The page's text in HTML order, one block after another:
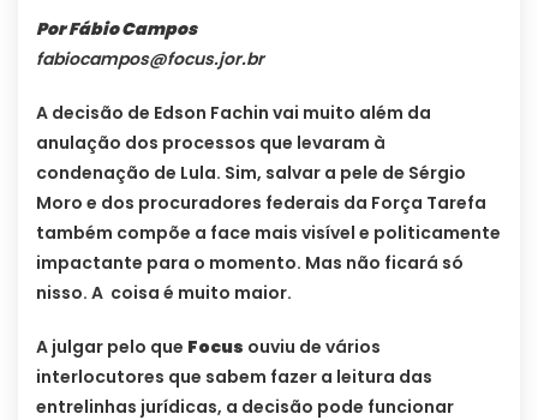
Por Fábio Campos
fabiocampos@focus.jor.br
A decisão de Edson Fachin vai muito além da
anulação dos processos que levaram à
condenação de Lula. Sim, salvar a pele de Sérgio
Moro e dos procuradores federais da Força Tarefa
também compõe a face mais visível e politicamente
impactante para o momento. Mas não ficará só
nisso. A coisa é muito maior.
A julgar pelo que Focus ouviu de vários
interlocutores que sabem fazer a leitura das
entrelinhas jurídicas, a decisão pode funcionar